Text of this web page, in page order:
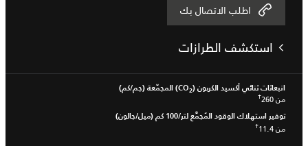
اطلب الاتصال بك
استكشف الطرازات
انبعاثات ثنائي أكسيد الكربون (CO2 ) المجمّعة (جم/كم)
من 260 †
توفير استهلاك الوقود المُجمَّع لتر/100 كم (ميل/جالون)
من 11.4 †